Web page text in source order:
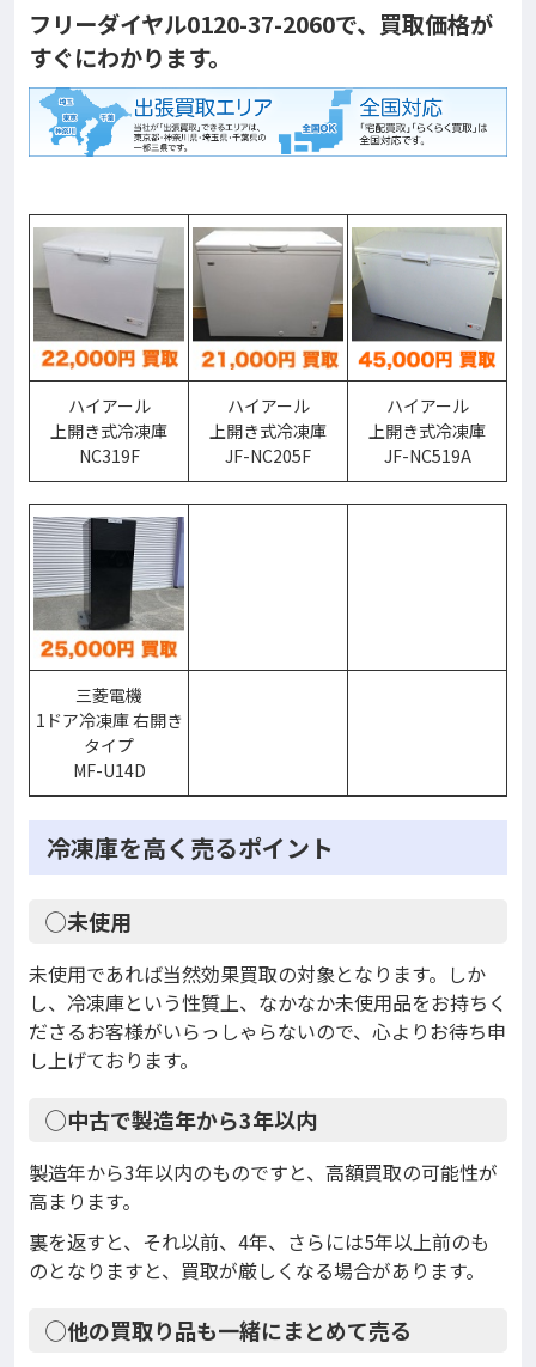
フリーダイヤル0120-37-2060で、買取価格が
すぐにわかります。
ハイアール
上開き式冷凍庫
NC319F
ハイアール
上開き式冷凍庫
JF-NC205F
ハイアール
上開き式冷凍庫
JF-NC519A
三菱電機
1ドア冷凍庫 右開き
タイプ
MF-U14D
冷凍庫を高く売るポイント
◯未使用
未使用であれば当然効果買取の対象となります。しか
し、冷凍庫という性質上、なかなか未使用品をお持ちく
ださるお客様がいらっしゃらないので、心よりお待ち申
し上げております。
◯中古で製造年から3年以内
製造年から3年以内のものですと、高額買取の可能性が
高まります。
裏を返すと、それ以前、4年、さらには5年以上前のも
のとなりますと、買取が厳しくなる場合があります。
◯他の買取り品も一緒にまとめて売る